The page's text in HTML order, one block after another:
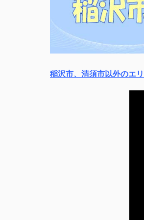
稲沢市、清須市以外のエ